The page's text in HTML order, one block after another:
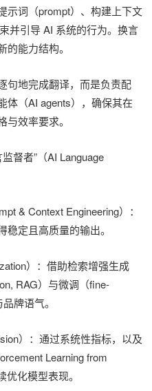
示词（prompt）、构建上下文
并引导 AI 系统的行为。换言
能力结构。
句地完成翻译，而是负责配
体（AI agents），确保其在
效率要求。
督者”（AI Language
& Context Engineering）：
定且高质量的输出。
）：借助检索增强生成
RAG）与微调（fine-
牌语气。
）：通过系统性指标，以及
Learning from
化模型表现。